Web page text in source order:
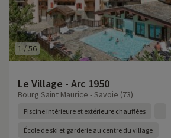
1 /56
Le Village - Arc 1950
Bourg Saint Maurice - Savoie (73)
Piscine intérieure et extérieure chauffées
École de ski et garderie au centre du village